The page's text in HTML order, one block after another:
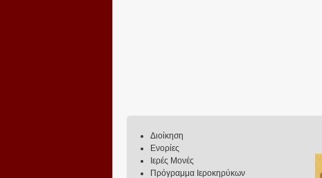
Διοίκηση
Ενορίες
Ιερές Μονές
Πρόγραμμα Ιεροκηρύκων